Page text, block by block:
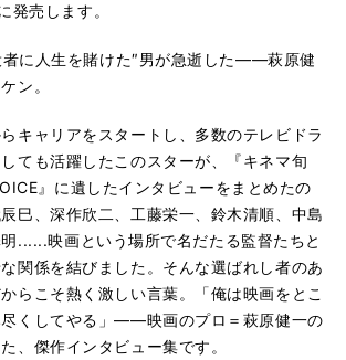
発売します。
に人生を賭けた″男が急逝した――萩原健
ン。
キャリアをスタートし、多数のテレビドラ
ても活躍したこのスターが、『キネマ旬
』に遺したインタビューをまとめたの
巳、深作欣二、工藤栄一、鈴木清順、中島
......映画という場所で名だたる監督たちと
関係を結びました。そんな選ばれし者のあ
らこそ熱く激しい言葉。「俺は映画をとこ
尽くしてやる」――映画のプロ＝萩原健一の
、傑作インタビュー集です。